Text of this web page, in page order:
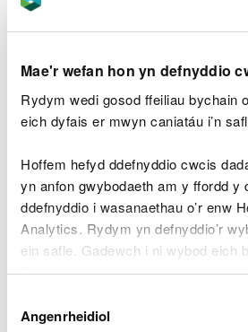
Mae'r wefan hon yn defnyddio
Rydym wedi gosod ffeiliau bychain
eich dyfais er mwyn caniatáu i’n
Hoffem hefyd ddefnyddio cwcis
yn anfon gwybodaeth am y ffordd y
ddefnyddio i wasanaethau o’r enw
Analytics. Rydym yn defnyddio’r
ein safle. Gadewch i ni wybod eich
Byddwn yn defnyddio cwci i gadw
Gellirdarllen mwy am ein cwcis
Caniatâd
Angenrheidiol
gweithrediad wedi
dechrau.
Cyngor ar Barc
Cenedlaethol Glyndŵr:
Rhoi cyngor arbenigol i
Lywodraeth Cymru,
cymryd rhan mewn
ymchwiliad cyhoeddus
perthnasol eraill mewn
Mae